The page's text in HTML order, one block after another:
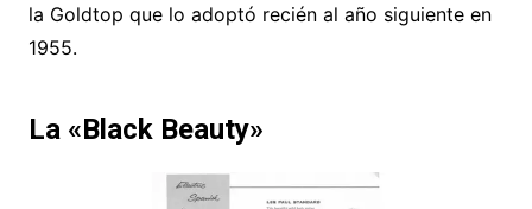
la Goldtop que lo adoptó recién al año siguiente en
1955.
La «Black Beauty»